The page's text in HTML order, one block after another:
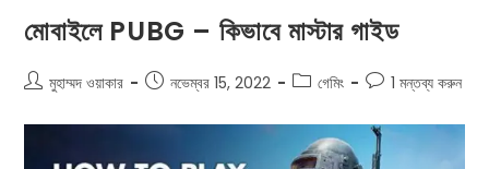
মোবাইলে PUBG – কিভাবে মাস্টার গাইড
মুহাম্মদ ওয়াকার নভেম্বর 15, 2022 গেমিং 1 মন্তব্য করুন